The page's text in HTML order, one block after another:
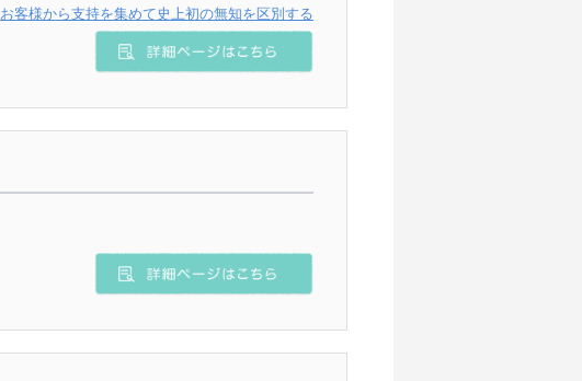
お客様から支持を集めて史上初の無知を区別する